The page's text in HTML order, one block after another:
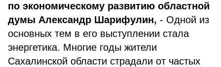
по экономическому развитию областной
думы Александр Шарифулин, - Одной из
основных тем в его выступлении стала
энергетика. Многие годы жители
Сахалинской области страдали от частых